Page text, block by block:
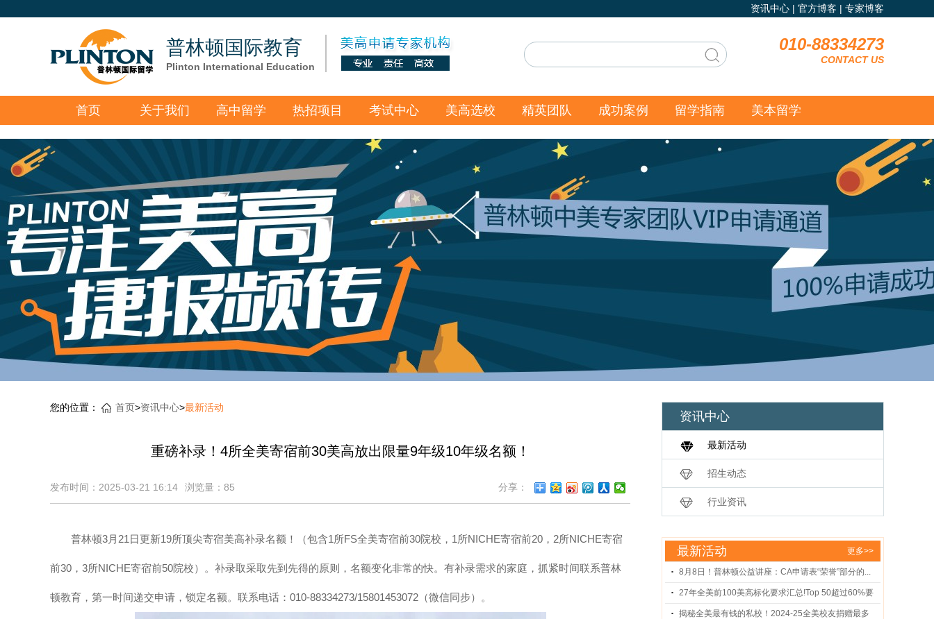
资讯中心 | 官方博客 | 专家博客
普林顿国际教育
Plinton International Education
010-88334273
CONTACT US
首页 关于我们 高中留学 热招项目 考试中心 美高选校 精英团队 成功案例 留学指南 美本留学
您的位置： 首页>资讯中心>最新活动
重磅补录！4所全美寄宿前30美高放出限量9年级10年级名额！
发布时间：2025-03-21 16:14 浏览量： 85 分享：
普林顿3月21日更新19所顶尖寄宿美高补录名额！（包含1所FS全美寄宿前30院校，1所NICHE寄宿前20，2所NICHE寄宿
前30，3所NICHE寄宿前50院校）。补录取采取先到先得的原则，名额变化非常的快。有补录需求的家庭，抓紧时间联系普林
顿教育，第一时间递交申请，锁定名额。联系电话：010-88334273/15801453072（微信同步）。
资讯中心
最新活动
招生动态
行业资讯
最新活动 更多>>
8月8日！普林顿公益讲座：CA申请表“荣誉”部分的...
27年全美前100美高标化要求汇总!Top 50超过60%要
求...揭秘全美最有钱的私校！2024-25全美校友捐赠最多